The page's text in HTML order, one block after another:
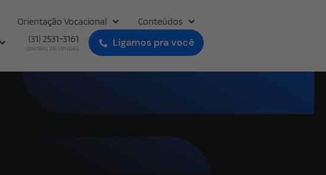
Orientação Vocacional
Conteúdos
(31) 2531-3161
CENTRAL DE VENDAS Ligamos pra você